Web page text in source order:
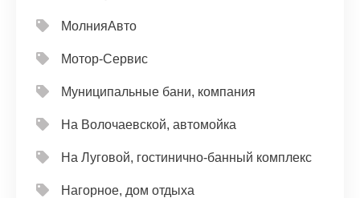
МолнияАвто
Мотор-Сервис
Муниципальные бани, компания
На Волочаевской, автомойка
На Луговой, гостинично-банный комплекс
Нагорное, дом отдыха